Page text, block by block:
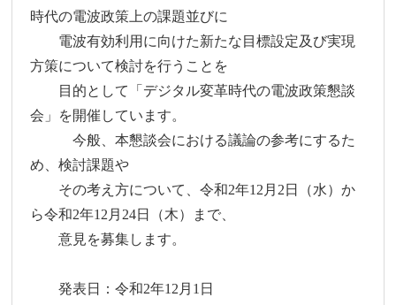
時代の電波政策上の課題並びに
電波有効利用に向けた新たな目標設定及び実現
方策について検討を行うことを
目的として「デジタル変革時代の電波政策懇談
会」を開催しています。
今般、本懇談会における議論の参考にするた
め、検討課題や
その考え方について、令和2年12月2日（水）か
ら令和2年12月24日（木）まで、
意見を募集します。
発表日：令和2年12月1日